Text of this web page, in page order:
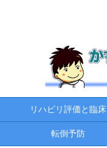
リハビリ評価と臨床
転倒予防